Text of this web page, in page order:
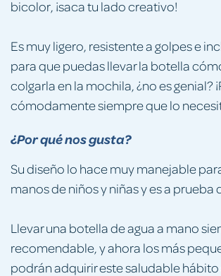
bicolor, ¡saca tu lado creativo!
Es muy ligero, resistente a golpes e
para que puedas llevar la botella
colgarla en la mochila, ¿no es genial?
cómodamente siempre que lo
¿Por qué nos gusta?
Su diseño lo hace muy manejable
manos de niños y niñas y es a prueba
Llevar una botella de agua a mano
recomendable, y ahora los más
podrán adquirir este saludable hábito